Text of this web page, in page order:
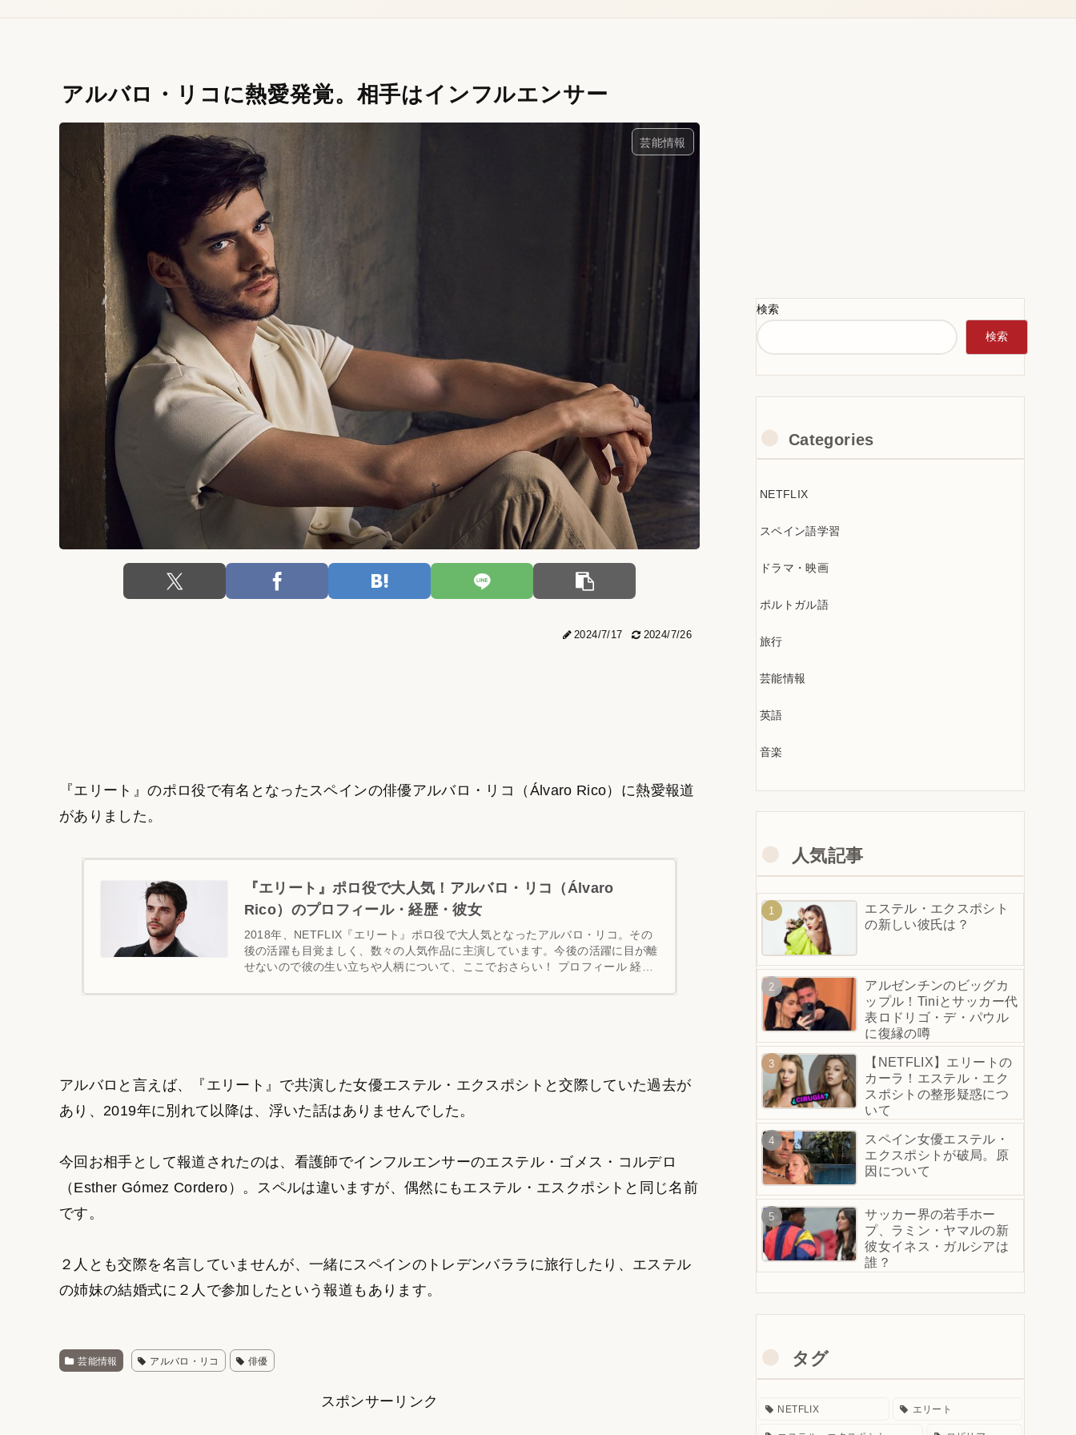
アルバロ・リコに熱愛発覚。相手はインフルエンサー
芸能情報
2024/7/17 2024/7/26
『エリート』のポロ役で有名となったスペインの俳優アルバロ・リコ（Álvaro Rico）に熱愛報道
がありました。
『エリート』ポロ役で大人気！アルバロ・リコ（Álvaro
Rico）のプロフィール・経歴・彼女
2018年、NETFLIX『エリート』ポロ役で大人気となったアルバロ・リコ。その
後の活躍も目覚ましく、数々の人気作品に主演しています。今後の活躍に目が離
せないので彼の生い立ちや人柄について、ここでおさらい！ プロフィール 経歴
アルバロと言えば、『エリート』で共演した女優エステル・エクスポシトと交際していた過去が
あり、2019年に別れて以降は、浮いた話はありませんでした。
今回お相手として報道されたのは、看護師でインフルエンサーのエステル・ゴメス・コルデロ
（Esther Gómez Cordero）。スペルは違いますが、偶然にもエステル・エスクポシトと同じ名前
です。
２人とも交際を名言していませんが、一緒にスペインのトレデンバララに旅行したり、エステル
の姉妹の結婚式に２人で参加したという報道もあります。
芸能情報 アルバロ・リコ 俳優
スポンサーリンク
検索
検索
Categories
NETFLIX
スペイン語学習
ドラマ・映画
ポルトガル語
旅行
芸能情報
英語
音楽
人気記事
エステル・エクスポシト
の新しい彼氏は？
アルゼンチンのビッグカ
ップル！Tiniとサッカー代
表ロドリゴ・デ・パウル
に復縁の噂
【NETFLIX】エリートの
カーラ！エステル・エク
スポシトの整形疑惑につ
いて
スペイン女優エステル・
エクスポシトが破局。原
因について
サッカー界の若手ホー
プ、ラミン・ヤマルの新
彼女イネス・ガルシアは
誰？
タグ
NETFLIX エリート